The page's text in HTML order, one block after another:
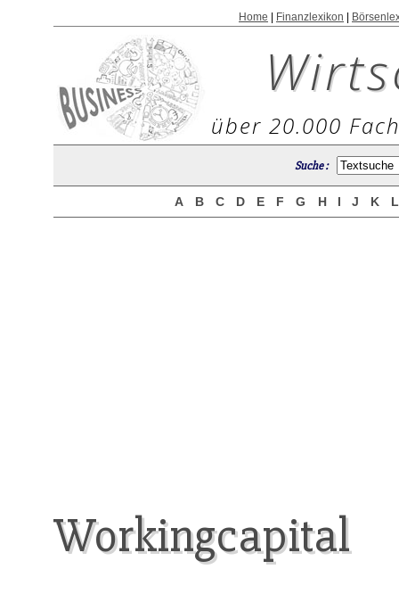
Home Finanzlexikon
über 20.000
Suche :
A B C D E F G H I J K
Workingcapital